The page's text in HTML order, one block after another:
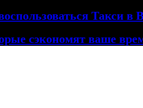
Такси в
сэкономят ваше